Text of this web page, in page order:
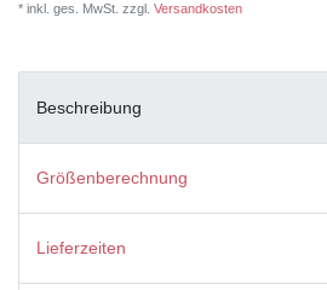
* inkl. ges. MwSt. zzgl. Versandkosten
Beschreibung
Größenberechnung
Lieferzeiten